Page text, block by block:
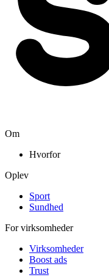
Om
Hvorfor
Oplev
Sport
Sundhed
For virksomheder
Virksomheder
Boost ads
Trust